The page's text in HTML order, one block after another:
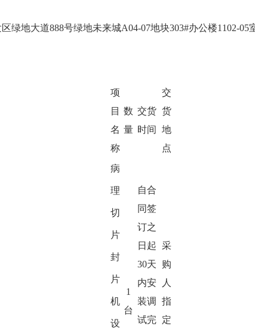
绿地大道888号绿地未来城A04-07地块303#办公楼1102-05
项
目
名
称
数
量
交货
时间
交
货
地
点
病
理
切
片
封
片
机
设
1
台
自合
同签
订之
日起
30天
内安
装调
试完
采
购
人
指
定